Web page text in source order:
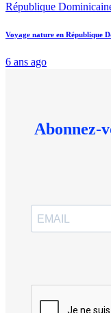
République
Voyage nature en République
6 ans ago
Abonnez-